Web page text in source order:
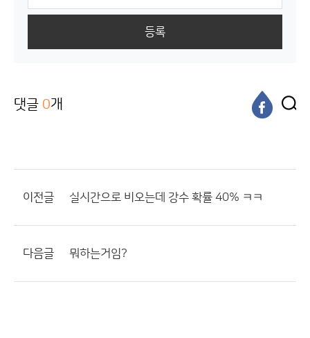
등록
댓글 0개
이전글 실시간으로 비오는데 강수 확률 40% ㅋㅋ
다음글 뭐하는거임?